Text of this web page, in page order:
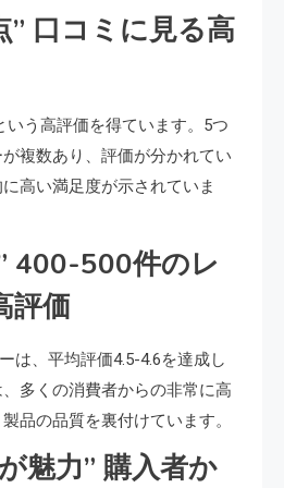
” 口コミに見る高
いう高評価を得ています。5つ
複数あり、評価が分かれてい
高い満足度が示されていま
400-500件のレ
評価
は、平均評価4.5-4.6を達成し
多くの消費者からの非常に高
品の品質を裏付けています。
魅力” 購入者か